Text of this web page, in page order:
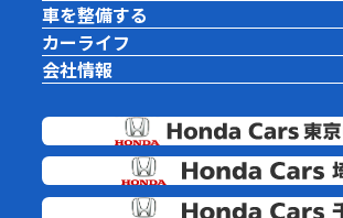
車を整備する
カーライフ
会社情報